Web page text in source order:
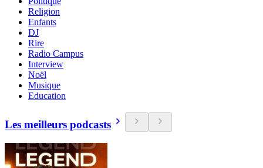
Religion
Enfants
DJ
Rire
Radio Campus
Interview
Noël
Musique
Education
Les meilleurs podcasts